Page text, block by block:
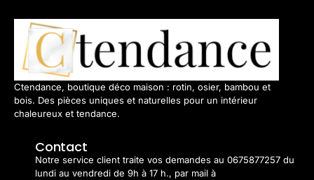
Ctendance, boutique déco maison : rotin, osier, bambou et
bois. Des pièces uniques et naturelles pour un intérieur
chaleureux et tendance.
Contact
Notre service client traite vos demandes au 0675877257 du
lundi au vendredi de 9h à 17 h., par mail à